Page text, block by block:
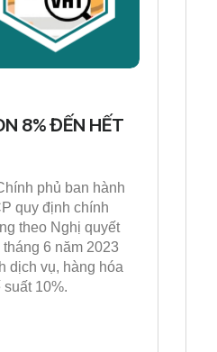
8% ĐẾN HẾT
phủ ban hành
quy định chính
theo Nghị quyết
6 năm 2023
dịch vụ, hàng hóa
10%.